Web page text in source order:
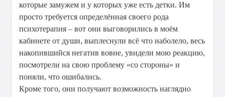
которые замужем и у которых уже есть детки. Им
просто требуется определённая своего рода
психотерапия – вот они выговорились в моём
кабинете от души, выплеснули всё что наболело, весь
накопившийся негатив вовне, увидели мою реакцию,
посмотрели на свою проблему «со стороны» и
поняли, что ошибались.
Кроме того, они получают возможность наглядно